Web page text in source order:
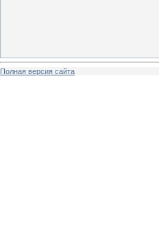
Полная версия сайта